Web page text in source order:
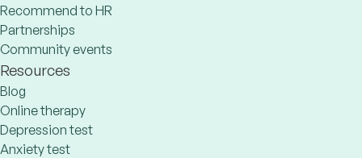
Recommend to HR
Partnerships
Community events
Resources
Blog
Online therapy
Depression test
Anxiety test